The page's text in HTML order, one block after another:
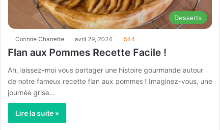
Desserts
Corinne Charrette avril 29, 2024 544
Flan aux Pommes Recette Facile !
Ah, laissez-moi vous partager une histoire gourmande autour
de notre fameux recette flan aux pommes ! Imaginez-vous, une
journée grise…
Lire la suite »